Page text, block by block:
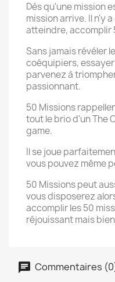
Dès qu'une mission
mission arrive. Il n'y
atteindre, accomplir
Sans jamais révéler
coéquipiers,
parvenez à
passionnant.
50 Missions
tout le brio d'un The
game.
Il se joue
vous pouvez même
50 Missions peut
vous disposerez
accomplir les 50
réjouissant mais
Commentaires